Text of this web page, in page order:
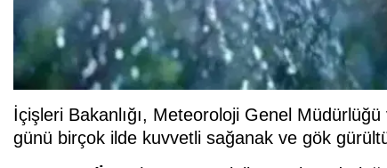
İçişleri Bakanlığı, Meteoroloji Genel
günü birçok ilde kuvvetli sağanak ve gök